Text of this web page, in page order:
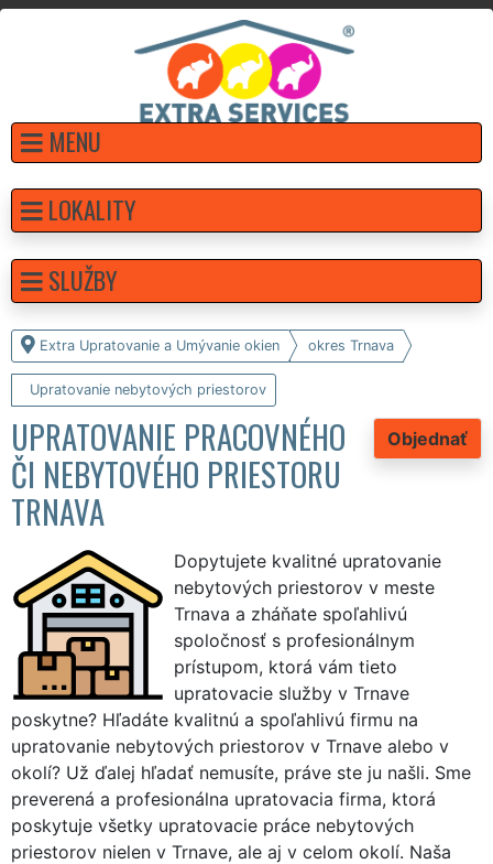
MENU
Extra Upratovanie a Umývanie okien okres Trnava
Upratovanie nebytových priestorov
Objednať
UPRATOVANIE PRACOVNÉHO
ČI NEBYTOVÉHO PRIESTORU
TRNAVA
Dopytujete kvalitné upratovanie
nebytových priestorov v meste
Trnava a zháňate spoľahlivú
spoločnosť s profesionálnym
prístupom, ktorá vám tieto
upratovacie služby v Trnave
poskytne? Hľadáte kvalitnú a spoľahlivú firmu na
upratovanie nebytových priestorov v Trnave alebo v
okolí? Už ďalej hľadať nemusíte, práve ste ju našli. Sme
preverená a profesionálna upratovacia firma, ktorá
poskytuje všetky upratovacie práce nebytových
priestorov nielen v Trnave, ale aj v celom okolí. Naša
LOKALITY
SLUŽBY